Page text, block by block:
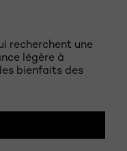
recherchent une
légère à
bienfaits des